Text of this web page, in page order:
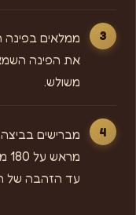
ממלאים בפינה
את הפינה
משולש.
מברישים
עד הזהבה של